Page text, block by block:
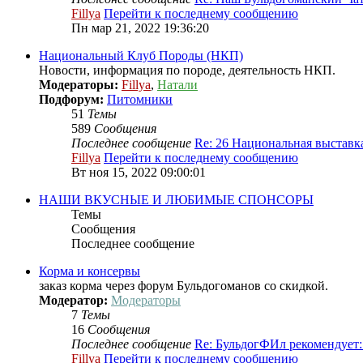
Fillya Перейти к последнему сообщению
Пн мар 21, 2022 19:36:20
Национальный Клуб Породы (НКП)
Новости, информация по породе, деятельность НКП.
Модераторы: Fillya, Натали
Подфорум: Питомники
51 Темы
589 Сообщения
Последнее сообщение Re: 26 Национальная
Fillya Перейти к последнему сообщению
Вт ноя 15, 2022 09:00:01
НАШИ ВКУСНЫЕ И ЛЮБИМЫЕ СПОНСОРЫ
Темы
Сообщения
Последнее сообщение
Корма и консервы
заказ корма через форум Бульдогоманов со скидкой.
Модератор: Модераторы
7 Темы
16 Сообщения
Последнее сообщение Re: БульдогФИл
Fillya Перейти к последнему сообщению